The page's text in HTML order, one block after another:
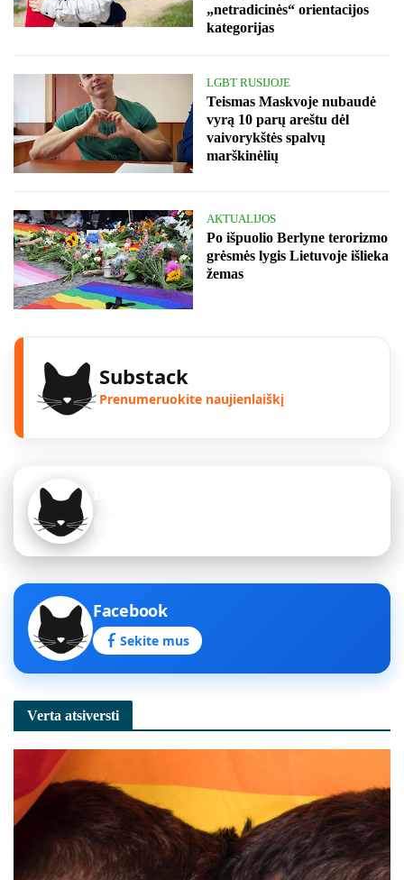
„netradicinės“ orientacijos
kategorijas
LGBT RUSIJOJE
Teismas Maskvoje nubaudė
vyrą 10 parų areštu dėl
vaivorykštės spalvų
marškinėlių
AKTUALIJOS
Po išpuolio Berlyne terorizmo
grėsmės lygis Lietuvoje išlieka
žemas
Substack
Prenumeruokite naujienlaiškį
Facebook
Sekite mus
Verta atsiversti